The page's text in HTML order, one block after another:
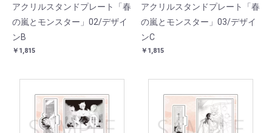
アクリルスタンドプレート「春
の嵐とモンスター」02/デザイ
ンB
￥1,815
アクリルスタンドプレート「春
の嵐とモンスター」03/デザイ
ンC
￥1,815